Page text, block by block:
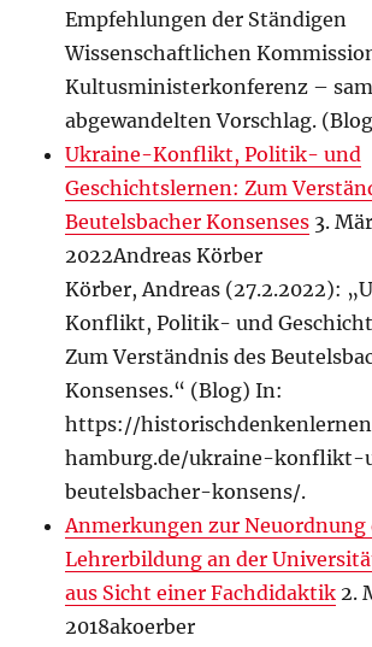
Empfehlungen der Ständigen
Wissenschaftlichen
Kultusministerkonferenz –
abgewandelten Vorschlag.
Ukraine-Konflikt, Politik- und
Geschichtslernen: Zum
Beutelsbacher Konsenses 3.
2022Andreas Körber
Körber, Andreas (27.2.2022):
Konflikt, Politik- und
Zum Verständnis des
Konsenses.“ (Blog) In:
https://
hamburg.de/ukraine-konflikt-
beutelsbacher-konsens/.
Anmerkungen zur Neuordnung
Lehrerbildung an der
aus Sicht einer Fachdidaktik 2.
2018akoerber